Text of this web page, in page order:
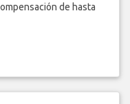
de hasta